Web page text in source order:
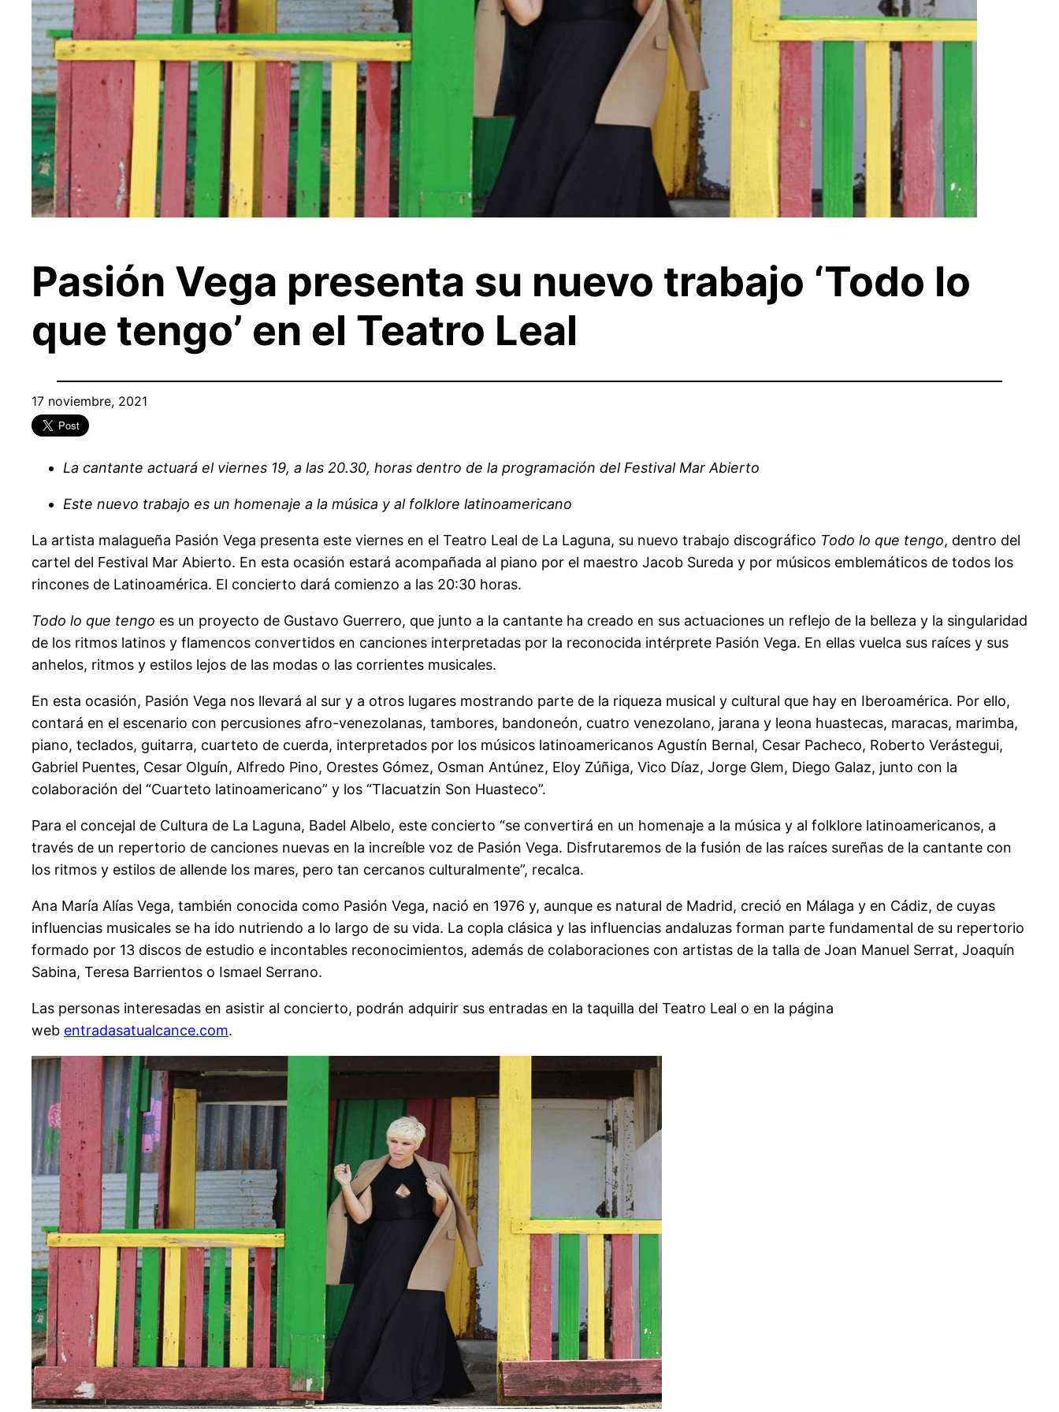
Pasión Vega presenta su nuevo trabajo ‘Todo lo
que tengo’ en el Teatro Leal
17 noviembre, 2021
La cantante actuará el viernes 19, a las 20.30, horas dentro de la programación del Festival Mar Abierto
Este nuevo trabajo es un homenaje a la música y al folklore latinoamericano
La artista malagueña Pasión Vega presenta este viernes en el Teatro Leal de La Laguna, su nuevo trabajo discográfico Todo lo que tengo, dentro del
cartel del Festival Mar Abierto. En esta ocasión estará acompañada al piano por el maestro Jacob Sureda y por músicos emblemáticos de todos los
rincones de Latinoamérica. El concierto dará comienzo a las 20:30 horas.
Todo lo que tengo es un proyecto de Gustavo Guerrero, que junto a la cantante ha creado en sus actuaciones un reflejo de la belleza y la singularidad
de los ritmos latinos y flamencos convertidos en canciones interpretadas por la reconocida intérprete Pasión Vega. En ellas vuelca sus raíces y sus
anhelos, ritmos y estilos lejos de las modas o las corrientes musicales.
En esta ocasión, Pasión Vega nos llevará al sur y a otros lugares mostrando parte de la riqueza musical y cultural que hay en Iberoamérica. Por ello,
contará en el escenario con percusiones afro-venezolanas, tambores, bandoneón, cuatro venezolano, jarana y leona huastecas, maracas, marimba,
piano, teclados, guitarra, cuarteto de cuerda, interpretados por los músicos latinoamericanos Agustín Bernal, Cesar Pacheco, Roberto Verástegui,
Gabriel Puentes, Cesar Olguín, Alfredo Pino, Orestes Gómez, Osman Antúnez, Eloy Zúñiga, Vico Díaz, Jorge Glem, Diego Galaz, junto con la
colaboración del “Cuarteto latinoamericano” y los “Tlacuatzin Son Huasteco”.
Para el concejal de Cultura de La Laguna, Badel Albelo, este concierto “se convertirá en un homenaje a la música y al folklore latinoamericanos, a
través de un repertorio de canciones nuevas en la increíble voz de Pasión Vega. Disfrutaremos de la fusión de las raíces sureñas de la cantante con
los ritmos y estilos de allende los mares, pero tan cercanos culturalmente”, recalca.
Ana María Alías Vega, también conocida como Pasión Vega, nació en 1976 y, aunque es natural de Madrid, creció en Málaga y en Cádiz, de cuyas
influencias musicales se ha ido nutriendo a lo largo de su vida. La copla clásica y las influencias andaluzas forman parte fundamental de su repertorio
formado por 13 discos de estudio e incontables reconocimientos, además de colaboraciones con artistas de la talla de Joan Manuel Serrat, Joaquín
Sabina, Teresa Barrientos o Ismael Serrano.
Las personas interesadas en asistir al concierto, podrán adquirir sus entradas en la taquilla del Teatro Leal o en la página
web entradasatualcance.com.